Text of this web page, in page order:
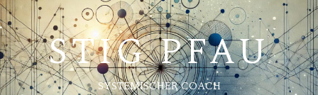
STIG PFAU
SYSTEMISCHER COACH